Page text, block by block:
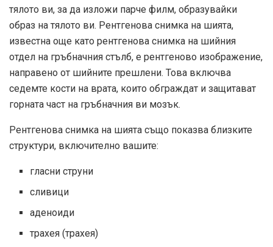
тялото ви, за да изложи парче филм, образувайки
образ на тялото ви. Рентгенова снимка на шията,
известна още като рентгенова снимка на шийния
отдел на гръбначния стълб, е рентгеново изображение,
направено от шийните прешлени. Това включва
седемте кости на врата, които обграждат и защитават
горната част на гръбначния ви мозък.
Рентгенова снимка на шията също показва близките
структури, включително вашите:
гласни струни
сливици
аденоиди
трахея (трахея)